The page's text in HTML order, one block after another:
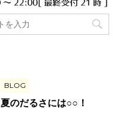
BLOG
夏のだるさには○○！